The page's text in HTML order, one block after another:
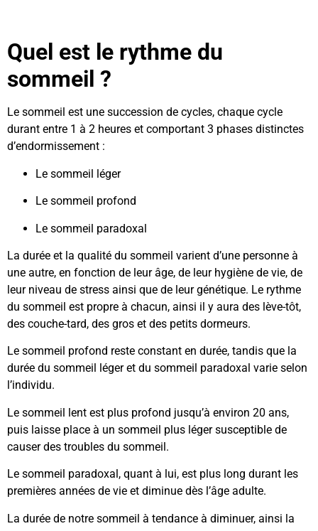
Quel est le rythme du
sommeil ?
Le sommeil est une succession de cycles, chaque cycle
durant entre 1 à 2 heures et comportant 3 phases distinctes
d’endormissement :
Le sommeil léger
Le sommeil profond
Le sommeil paradoxal
La durée et la qualité du sommeil varient d’une personne à
une autre, en fonction de leur âge, de leur hygiène de vie, de
leur niveau de stress ainsi que de leur génétique. Le rythme
du sommeil est propre à chacun, ainsi il y aura des lève-tôt,
des couche-tard, des gros et des petits dormeurs.
Le sommeil profond reste constant en durée, tandis que la
durée du sommeil léger et du sommeil paradoxal varie selon
l’individu.
Le sommeil lent est plus profond jusqu’à environ 20 ans,
puis laisse place à un sommeil plus léger susceptible de
causer des troubles du sommeil.
Le sommeil paradoxal, quant à lui, est plus long durant les
premières années de vie et diminue dès l’âge adulte.
La durée de notre sommeil à tendance à diminuer, ainsi la